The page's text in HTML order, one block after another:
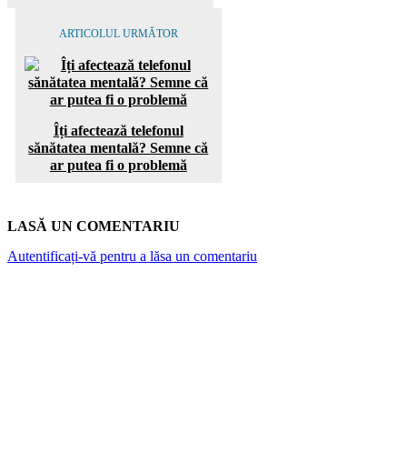
ARTICOLUL URMĂTOR
Îți afectează telefonul
sănătatea mentală? Semne că
ar putea fi o problemă
LASĂ UN COMENTARIU
Autentificați-vă pentru a lăsa un comentariu